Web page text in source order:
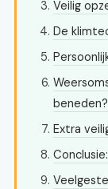
Veilig
De
beneden?
Extra